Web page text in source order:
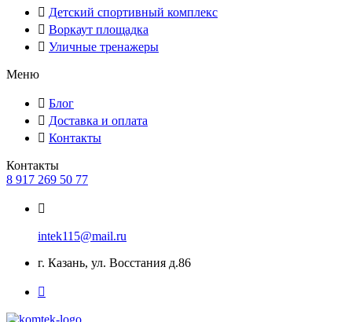
Детский спортивный комплекс
Воркаут площадка
Уличные тренажеры
Меню
Блог
Доставка и оплата
Контакты
Контакты
8 917 269 50 77
intek115@mail.ru
г. Казань, ул. Восстания д.86